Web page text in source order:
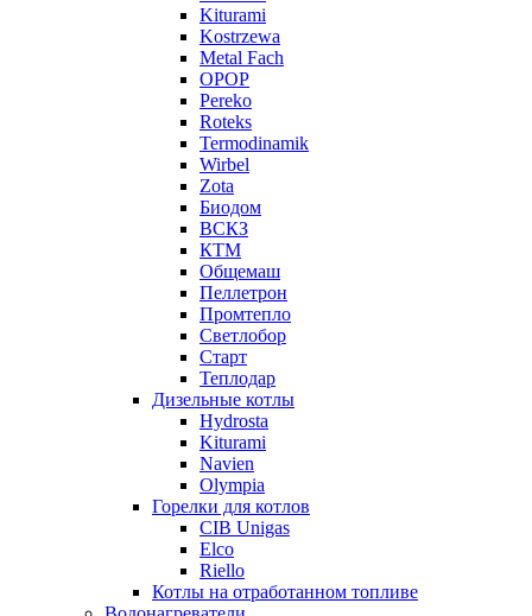
Kiturami
Kostrzewa
Metal Fach
OPOP
Pereko
Roteks
Termodinamik
Wirbel
Zota
Биодом
ВСКЗ
КТМ
Общемаш
Пеллетрон
Промтепло
Светлобор
Старт
Теплодар
Дизельные котлы
Hydrosta
Kiturami
Navien
Olympia
Горелки для котлов
CIB Unigas
Elco
Riello
Котлы на отработанном топливе